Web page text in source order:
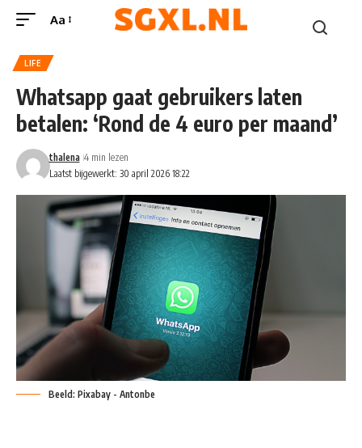
Aa
LIFE
Whatsapp gaat gebruikers laten
betalen: ‘Rond de 4 euro per maand’
Laatst bijgewerkt: 30 april 2026 18:22
thalena 4 min lezen
Beeld: Pixabay - Antonbe